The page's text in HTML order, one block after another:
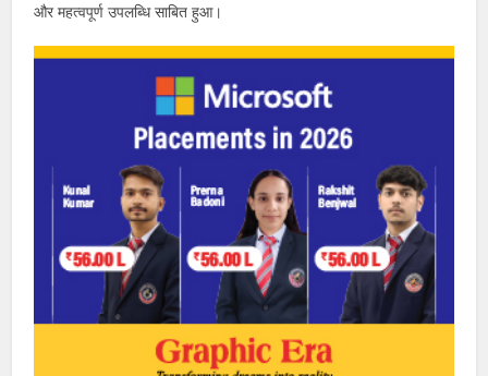
और महत्वपूर्ण उपलब्धि साबित हुआ।